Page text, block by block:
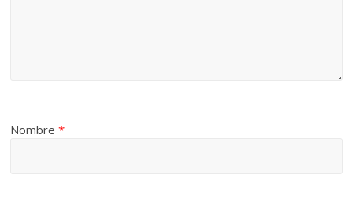
Nombre*